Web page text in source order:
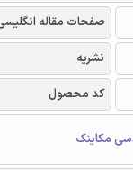
صفحات مقاله
نشریه
کد محصول
مکاینک